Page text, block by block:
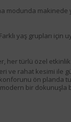
modunda makinede
Farklı yaş grupları için
her türlü özel
ve rahat kesimi ile
konforunu ön planda
modern bir dokunuşla